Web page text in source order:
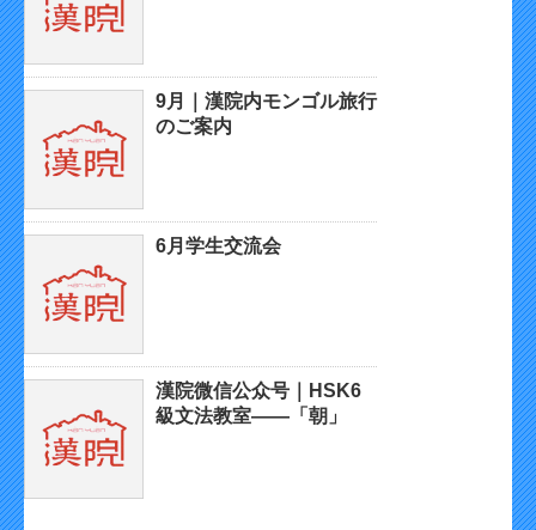
9月｜漢院内モンゴル旅行
のご案内
6月学生交流会
漢院微信公众号｜HSK6
級文法教室——「朝」